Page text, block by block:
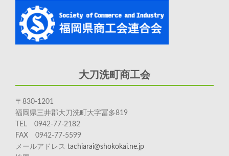
大刀洗町商工会
〒830-1201
福岡県三井郡大刀洗町大字冨多819
TEL 0942-77-2182
FAX 0942-77-5599
メールアドレス tachiarai@shokokai.ne.jp